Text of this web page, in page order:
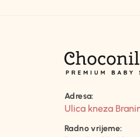
Adresa:
Ulica kneza
Radno vrijeme: